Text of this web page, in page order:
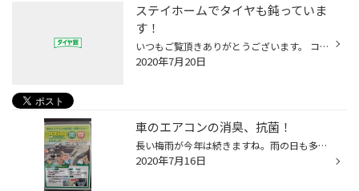
ステイホームでタイヤも鈍っていま
す！
いつもご覧頂きありがとうございます。 コロナウイルスの感染者が増えつつある今日この頃ですが『緊急事態宣言』時のステイホーム自粛期間には 戻りたくないものです。 自粛期間中は当然、愛車の使用も減っていたと思います。 でもタイヤの空気圧は日々減っています！ 遠出の前には是非、タイヤ館の...
2020年7月20日
車のエアコンの消臭、抗菌！
長い梅雨が今年は続きますね。雨の日も多く、車の窓をなかなか開けて、 走行することも出来ませんね。 そうすると車のエアコンを使用することが多くなります。 いやな臭いが、エアコンを使用中に出るようなら、エアコンフィルターを 交換しましょう。 さらに抗菌・消臭施工しませんか？ 詳しくはス...
2020年7月16日